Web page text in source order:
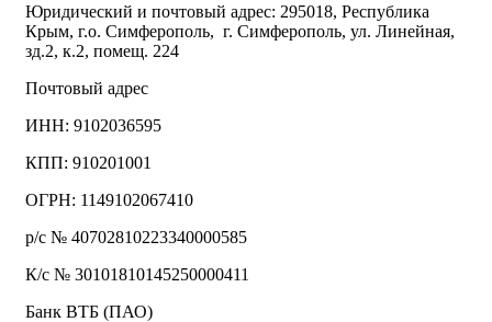
Юридический и почтовый адрес: 295018, Республика
Крым, г.о. Симферополь, г. Симферополь, ул. Линейная,
зд.2, к.2, помещ. 224
Почтовый адрес
ИНН: 9102036595
КПП: 910201001
ОГРН: 1149102067410
р/с № 40702810223340000585
К/с № 30101810145250000411
Банк ВТБ (ПАО)